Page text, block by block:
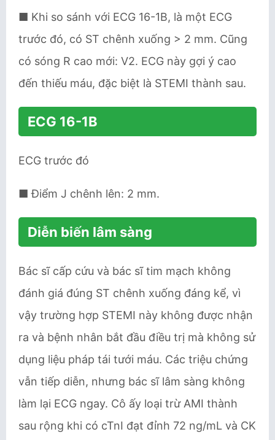
■ Khi so sánh với ECG 16-1B, là một ECG
trước đó, có ST chênh xuống > 2 mm. Cũng
có sóng R cao mới: V2. ECG này gợi ý cao
đến thiếu máu, đặc biệt là STEMI thành sau.
ECG 16-1B
ECG trước đó
■ Điểm J chênh lên: 2 mm.
Diễn biến lâm sàng
Bác sĩ cấp cứu và bác sĩ tim mạch không
đánh giá đúng ST chênh xuống đáng kể, vì
vậy trường hợp STEMI này không được nhận
ra và bệnh nhân bắt đầu điều trị mà không sử
dụng liệu pháp tái tưới máu. Các triệu chứng
vẫn tiếp diễn, nhưng bác sĩ lâm sàng không
làm lại ECG ngay. Cô ấy loại trừ AMI thành
sau rộng khi có cTnI đạt đỉnh 72 ng/mL và CK